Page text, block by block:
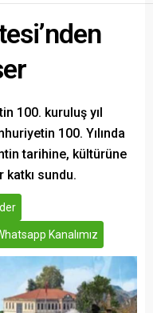
100. kuruluş yıl
100. Yılında
tarihine, kültürüne
sundu.
Kanalımız